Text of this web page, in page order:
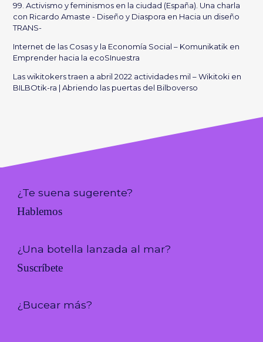
99. Activismo y feminismos en la ciudad (España). Una charla
con Ricardo Amaste - Diseño y Diaspora en Hacia un diseño
TRANS-
Internet de las Cosas y la Economía Social – Komunikatik en
Emprender hacia la ecoSInuestra
Las wikitokers traen a abril 2022 actividades mil – Wikitoki en
BILBOtik-ra | Abriendo las puertas del Bilboverso
¿Te suena sugerente?
Hablemos
¿Una botella lanzada al mar?
Suscríbete
¿Bucear más?